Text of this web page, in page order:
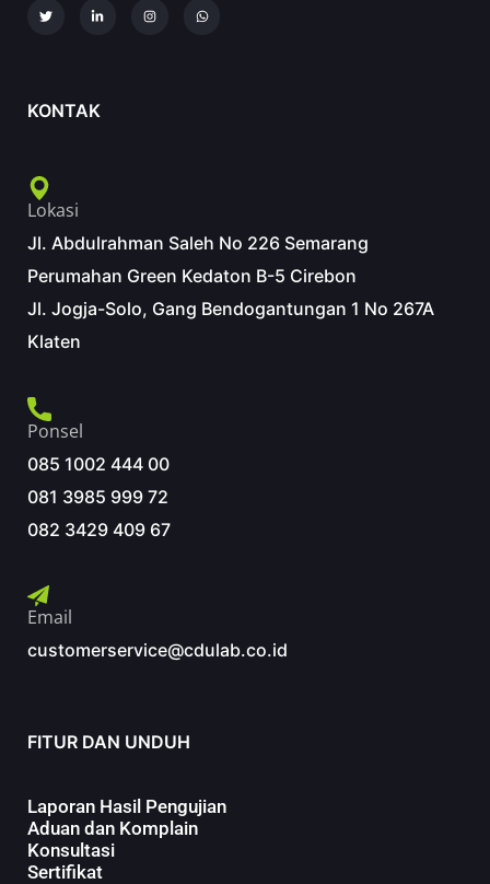
KONTAK
Lokasi
Jl. Abdulrahman Saleh No 226 Semarang
Perumahan Green Kedaton B-5 Cirebon
Jl. Jogja-Solo, Gang Bendogantungan 1 No 267A
Klaten
Ponsel
085 1002 444 00
081 3985 999 72
082 3429 409 67
Email
customerservice@cdulab.co.id
FITUR DAN UNDUH
Laporan Hasil Pengujian
Aduan dan Komplain
Konsultasi
Sertifikat